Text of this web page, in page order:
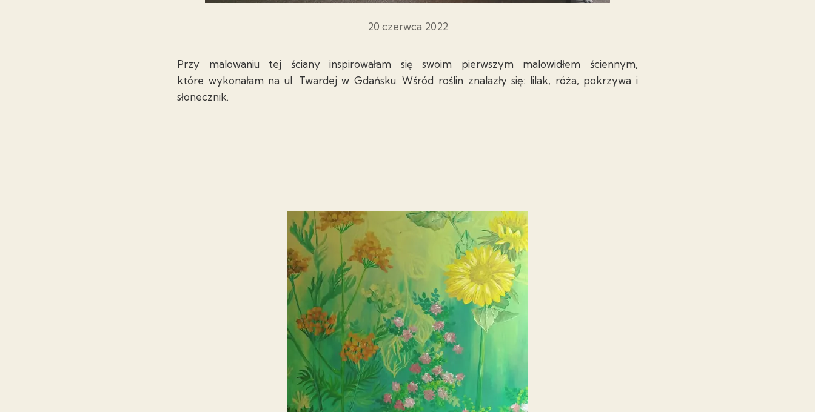
20 czerwca 2022
Przy malowaniu tej ściany inspirowałam się swoim pierwszym malowidłem ściennym,
które wykonałam na ul. Twardej w Gdańsku. Wśród roślin znalazły się: lilak, róża, pokrzywa i
słonecznik.